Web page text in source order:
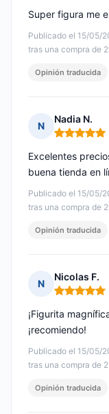
Publicado el 15/05/
tras una compra de
Super figura me
Opinión traducida
N
Nadia N.
Nota: 5 de 5
Publicado el 15/05/
tras una compra de
Excelentes
buena tienda en
Opinión traducida
N
Nicolas F.
Nota: 5 de 5
Publicado el 15/05/
tras una compra de
¡Figurita
¡recomiendo!
Opinión traducida